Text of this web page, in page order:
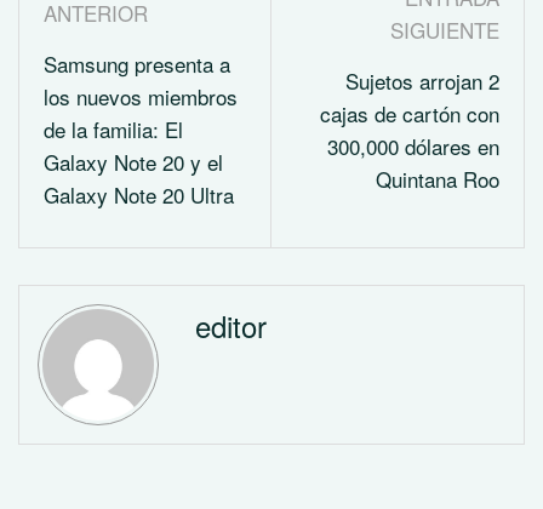
ANTERIOR
Samsung presenta a
los nuevos miembros
de la familia: El
Galaxy Note 20 y el
Galaxy Note 20 Ultra
SIGUIENTE
Sujetos arrojan 2
cajas de cartón con
300,000 dólares en
Quintana Roo
editor